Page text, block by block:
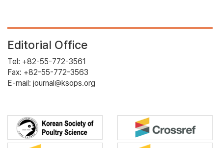
Editorial Office
Tel: +82-55-772-3561
Fax: +82-55-772-3563
E-mail: journal@ksops.org